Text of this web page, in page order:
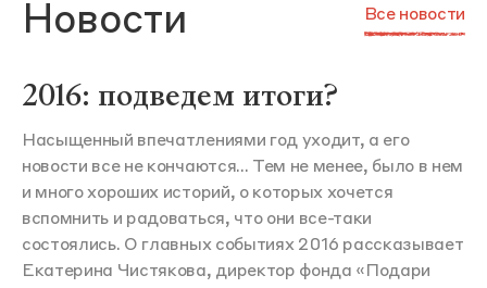
Новости Все новости
2016: подведем итоги?
Насыщенный впечатлениями год уходит, а его
новости все не кончаются... Тем не менее, было в нем
и много хороших историй, о которых хочется
вспомнить и радоваться, что они все-таки
состоялись. О главных событиях 2016 рассказывает
Екатерина Чистякова, директор фонда «Подари